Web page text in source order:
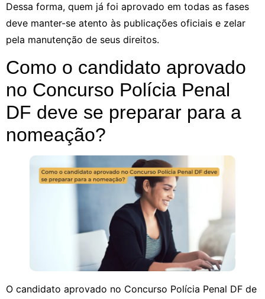
Dessa forma, quem já foi aprovado em todas as fases
deve manter-se atento às publicações oficiais e zelar
pela manutenção de seus direitos.
Como o candidato aprovado
no Concurso Polícia Penal
DF deve se preparar para a
nomeação?
O candidato aprovado no Concurso Polícia Penal DF de